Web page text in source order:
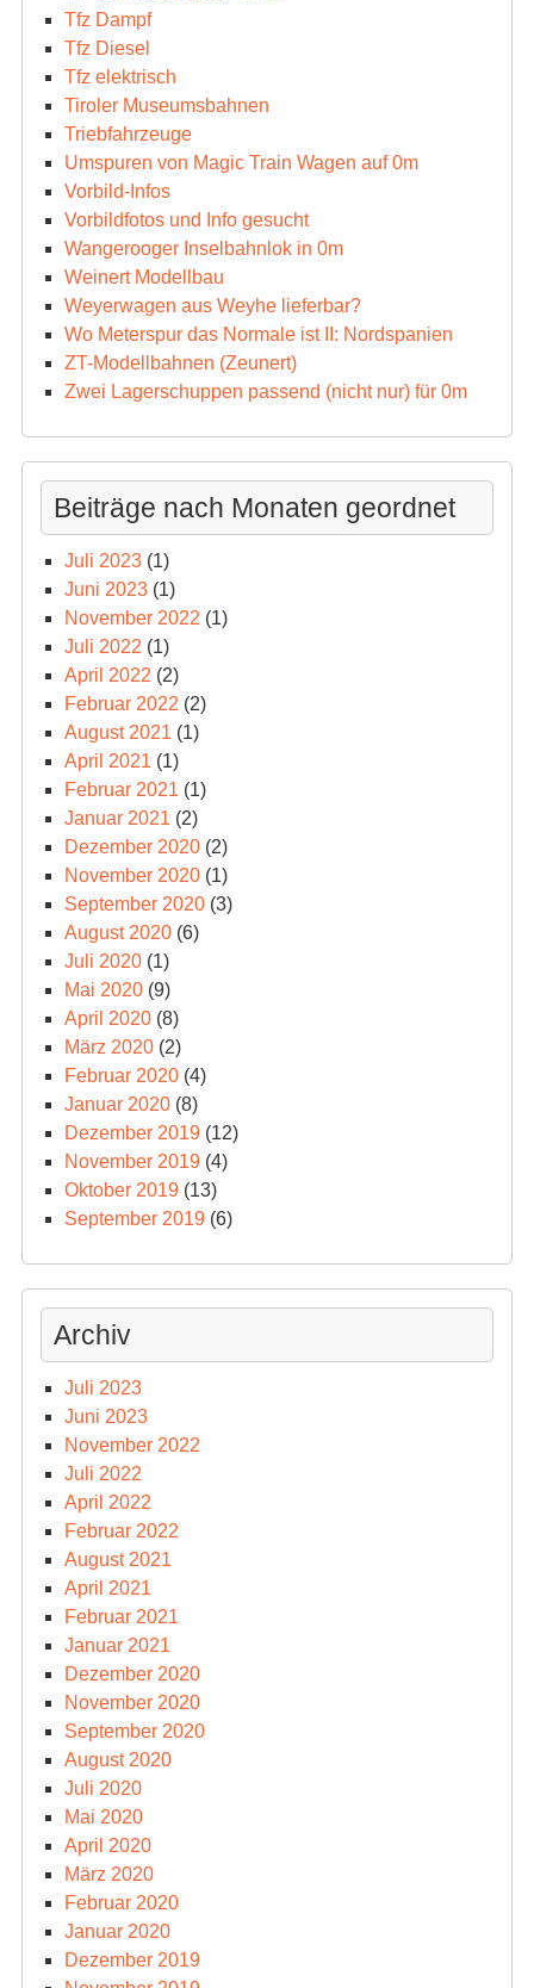
Tfz Dampf
Tfz Diesel
Tfz elektrisch
Tiroler Museumsbahnen
Triebfahrzeuge
Umspuren von Magic Train Wagen auf 0m
Vorbild-Infos
Vorbildfotos und Info gesucht
Wangerooger Inselbahnlok in 0m
Weinert Modellbau
Weyerwagen aus Weyhe lieferbar?
Wo Meterspur das Normale ist II: Nordspanien
ZT-Modellbahnen (Zeunert)
Zwei Lagerschuppen passend (nicht nur) für 0m
Beiträge nach Monaten geordnet
Juli 2023(1)
Juni 2023(1)
November 2022 (1)
Juli 2022 (1)
April 2022 (2)
Februar 2022 (2)
August 2021 (1)
April 2021 (1)
Februar 2021 (1)
Januar 2021 (2)
Dezember 2020(2)
November 2020(1)
September 2020(3)
August 2020(6)
Juli 2020(1)
Mai 2020(9)
April 2020(8)
März 2020(2)
Februar 2020(4)
Januar 2020(8)
Dezember 2019(12)
November 2019(4)
Oktober 2019(13)
September 2019(6)
Archiv
Juli 2023
Juni 2023
November 2022
Juli 2022
April 2022
Februar 2022
August 2021
April 2021
Februar 2021
Januar 2021
Dezember 2020
November 2020
September 2020
August 2020
Juli 2020
Mai 2020
April 2020
März 2020
Februar 2020
Januar 2020
Dezember 2019